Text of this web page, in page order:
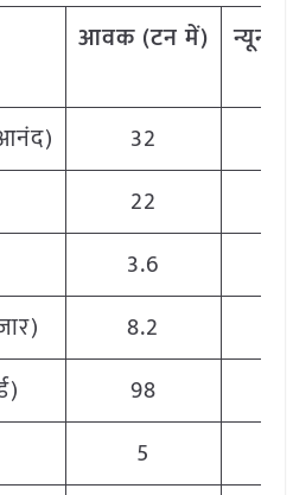
आवक(टनमें)
32
22
3.6
8.2
98
5